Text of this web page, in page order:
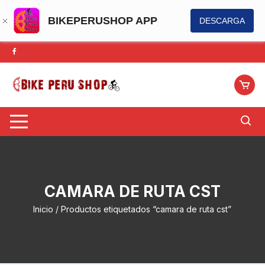
BIKEPERUSHOP APP DESCARGA
Saltar
al
contenido
CAMARA DE RUTA CST
Inicio / Productos etiquetados “camara de ruta cst”